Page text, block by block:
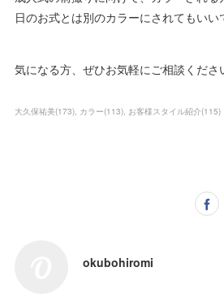
日のお式とは別のカラーにされてもいい
気になる方、ぜひお気軽にご相談くださ
大久保祐美(173) カラー(113) お客様スタイル紹介(115)
okubohiromi